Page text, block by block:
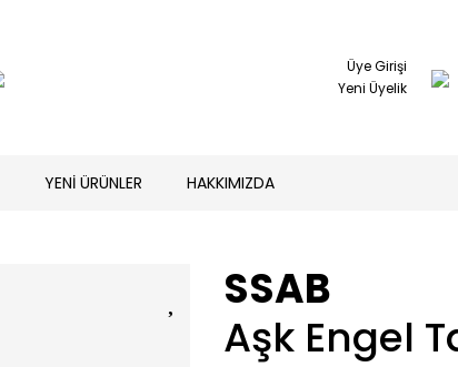
Üye Girişi
Yeni Üyelik
YENİ ÜRÜNLER HAKKIMIZDA
SSAB
Aşk Engel